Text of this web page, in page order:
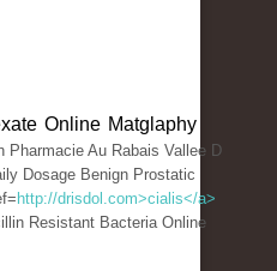
Online Matglaphy
Pharmacie Au Rabais Vallee D
Dosage Benign Prostatic
http://drisdol.com>cialis</a>
Resistant Bacteria Online